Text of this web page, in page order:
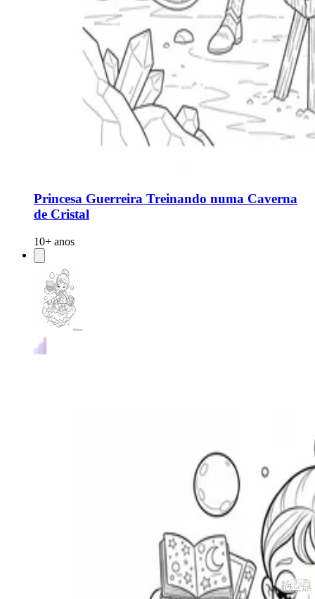
Princesa Guerreira Treinando numa Caverna
de Cristal
10+ anos